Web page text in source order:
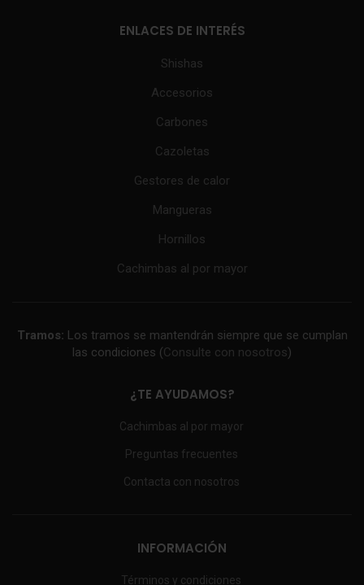
ENLACES DE INTERÉS
Shishas
Accesorios
Carbones
Cazoletas
Gestores de calor
Mangueras
Hornillos
Cachimbas al por mayor
Tramos: Los tramos se mantendrán siempre que se cumplan
las condiciones (Consulte con nosotros)
¿TE AYUDAMOS?
Cachimbas al por mayor
Preguntas frecuentes
Contacta con nosotros
INFORMACIÓN
Términos y condiciones